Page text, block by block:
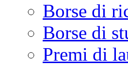
Borse di
Borse di
Premi di